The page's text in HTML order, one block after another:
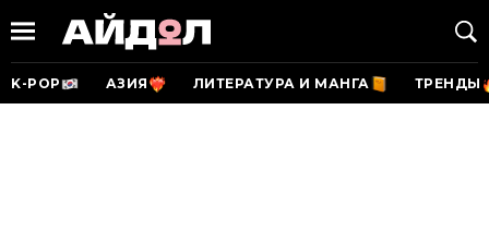
K-POP АЗИЯ ЛИТЕРАТУРА И МАНГА ТРЕНДЫ